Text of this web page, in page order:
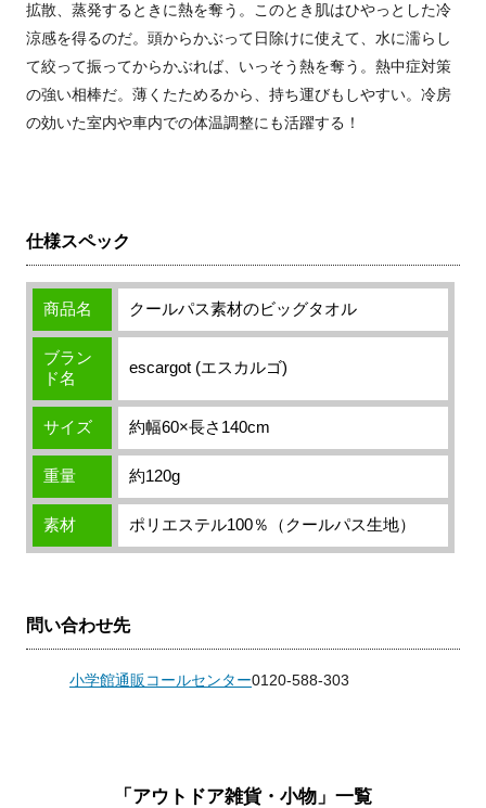
拡散、蒸発するときに熱を奪う。このとき肌はひやっとした冷
涼感を得るのだ。頭からかぶって日除けに使えて、水に濡らし
て絞って振ってからかぶれば、いっそう熱を奪う。熱中症対策
の強い相棒だ。薄くたためるから、持ち運びもしやすい。冷房
の効いた室内や車内での体温調整にも活躍する！
仕様スペック
商品名 クールパス素材のビッグタオル
ブラン
ド名
escargot (エスカルゴ)
サイズ 約幅60×長さ140cm
重量 約120g
素材 ポリエステル100％（クールパス生地）
問い合わせ先
小学館通販コールセンター0120-588-303
「アウトドア雑貨・小物」一覧